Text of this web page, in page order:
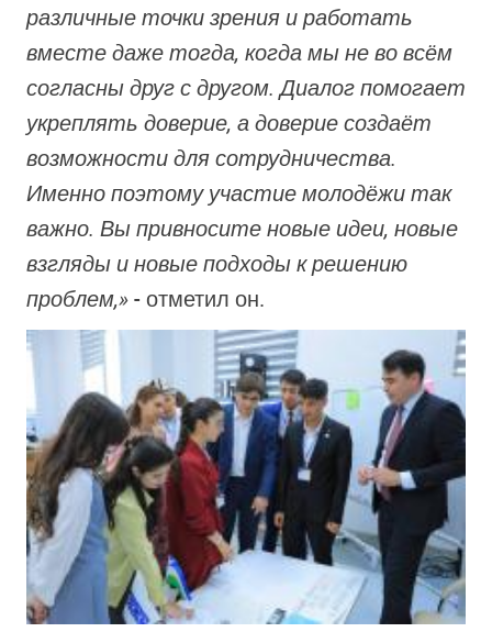
различные точки зрения и работать
вместе даже тогда, когда мы не во всём
согласны друг с другом. Диалог помогает
укреплять доверие, а доверие создаёт
возможности для сотрудничества.
Именно поэтому участие молодёжи так
важно. Вы привносите новые идеи, новые
взгляды и новые подходы к решению
проблем,»- отметил он.